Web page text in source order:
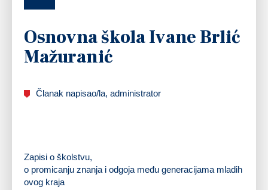
Osnovna škola Ivane Brlić
Mažuranić
Članak napisao/la, administrator
Zapisi o školstvu,
o promicanju znanja i odgoja među generacijama mladih
ovog kraja